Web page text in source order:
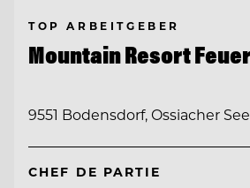
TOP ARBEITGEBER
Mountain Resort
9551 Bodensdorf, Ossiacher
CHEF DE PARTIE